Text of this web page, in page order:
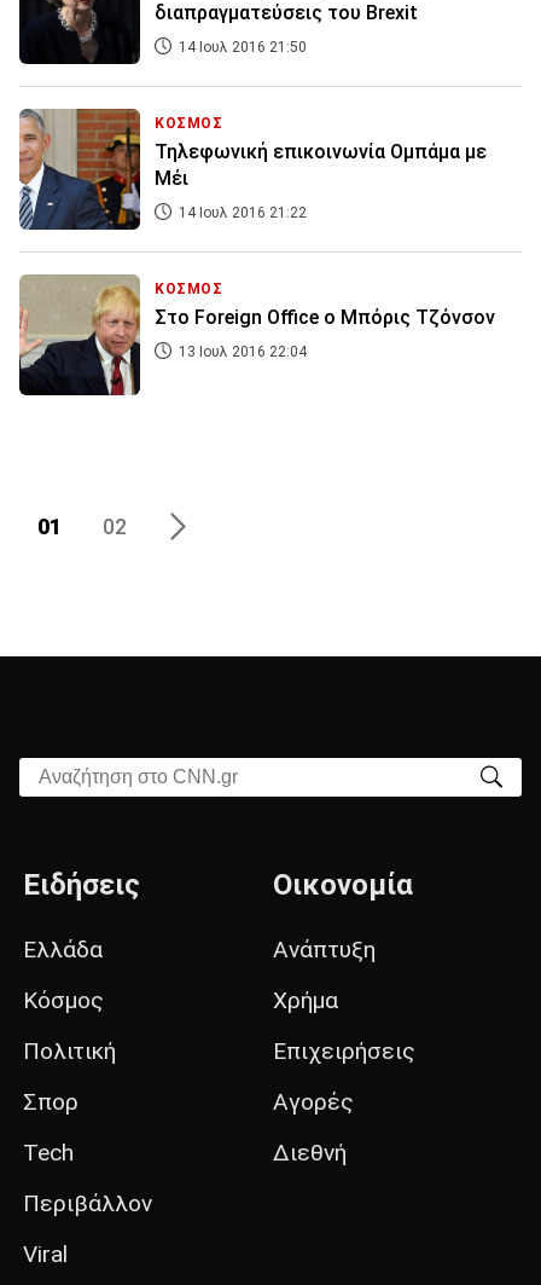
διαπραγματεύσεις του Brexit
14 Ιουλ 2016 21:50
ΚΟΣΜΟΣ
Τηλεφωνική επικοινωνία Ομπάμα με
Μέι
14 Ιουλ 2016 21:22
ΚΟΣΜΟΣ
Στο Foreign Office o Μπόρις Τζόνσον
13 Ιουλ 2016 22:04
01 02
Αναζήτηση στο CNN.gr
Ειδήσεις
Ελλάδα
Κόσμος
Πολιτική
Σπορ
Tech
Περιβάλλον
Viral
Οικονομία
Ανάπτυξη
Χρήμα
Επιχειρήσεις
Αγορές
Διεθνή